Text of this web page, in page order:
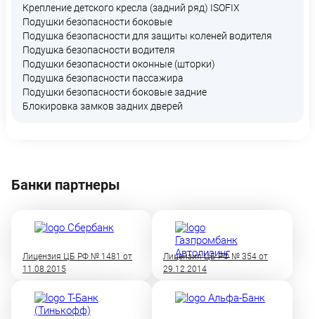
Крепление детского кресла (задний ряд) ISOFIX
Подушки безопасности боковые
Подушка безопасности для защиты коленей водителя
Подушка безопасности водителя
Подушки безопасности оконные (шторки)
Подушка безопасности пассажира
Подушки безопасности боковые задние
Блокировка замков задних дверей
Банки партнеры
Лицензия ЦБ РФ № 1481 от
11.08.2015
Лицензия ЦБ РФ № 354 от
29.12.2014